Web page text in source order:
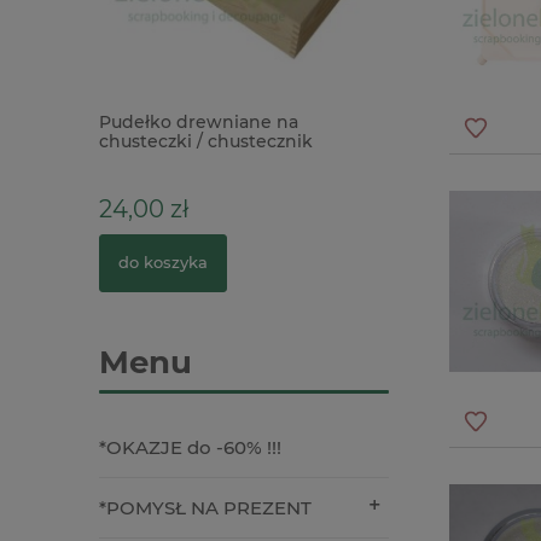
Pudełko drewniane na
chusteczki / chustecznik
24,00 zł
do koszyka
Kostka do
Light Essentials
do koszyka
Menu
*OKAZJE do -60% !!!
*POMYSŁ NA PREZENT